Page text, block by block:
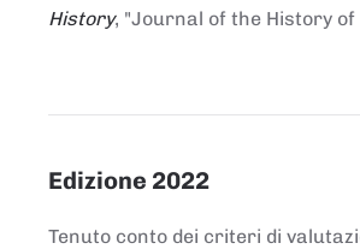
History, "Journal of the History of
Edizione 2022
Tenuto conto dei criteri di